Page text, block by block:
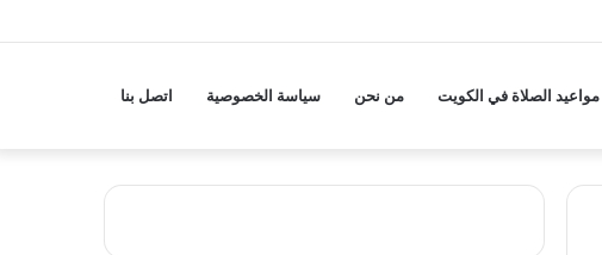
مواعيد الصلاة في الكويت من نحن سياسة الخصوصية اتصل بنا